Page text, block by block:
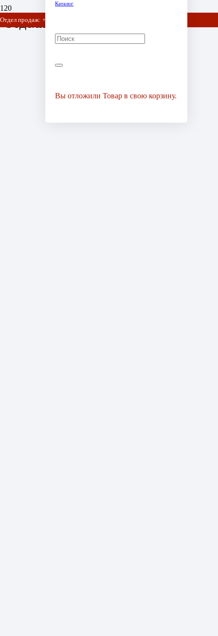
Отдел продаж: +7 (903) 778-01-07 / +7 (905) 752-77-20
Каталог
Вы отложилиТовар в свою корзину.
Отделка